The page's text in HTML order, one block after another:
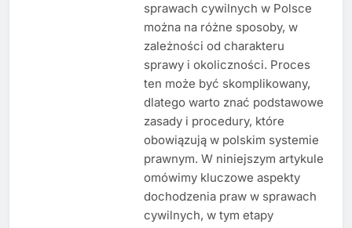
sprawach cywilnych w Polsce
można na różne sposoby, w
zależności od charakteru
sprawy i okoliczności. Proces
ten może być skomplikowany,
dlatego warto znać podstawowe
zasady i procedury, które
obowiązują w polskim systemie
prawnym. W niniejszym artykule
omówimy kluczowe aspekty
dochodzenia praw w sprawach
cywilnych, w tym etapy